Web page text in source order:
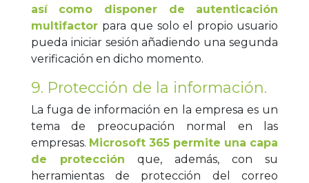
así como disponer de autenticación
multifactor para que solo el propio usuario
pueda iniciar sesión añadiendo una segunda
verificación en dicho momento.
9. Protección de la información.
La fuga de información en la empresa es un
tema de preocupación normal en las
empresas. Microsoft 365 permite una capa
de protección que, además, con su
herramientas de protección del correo